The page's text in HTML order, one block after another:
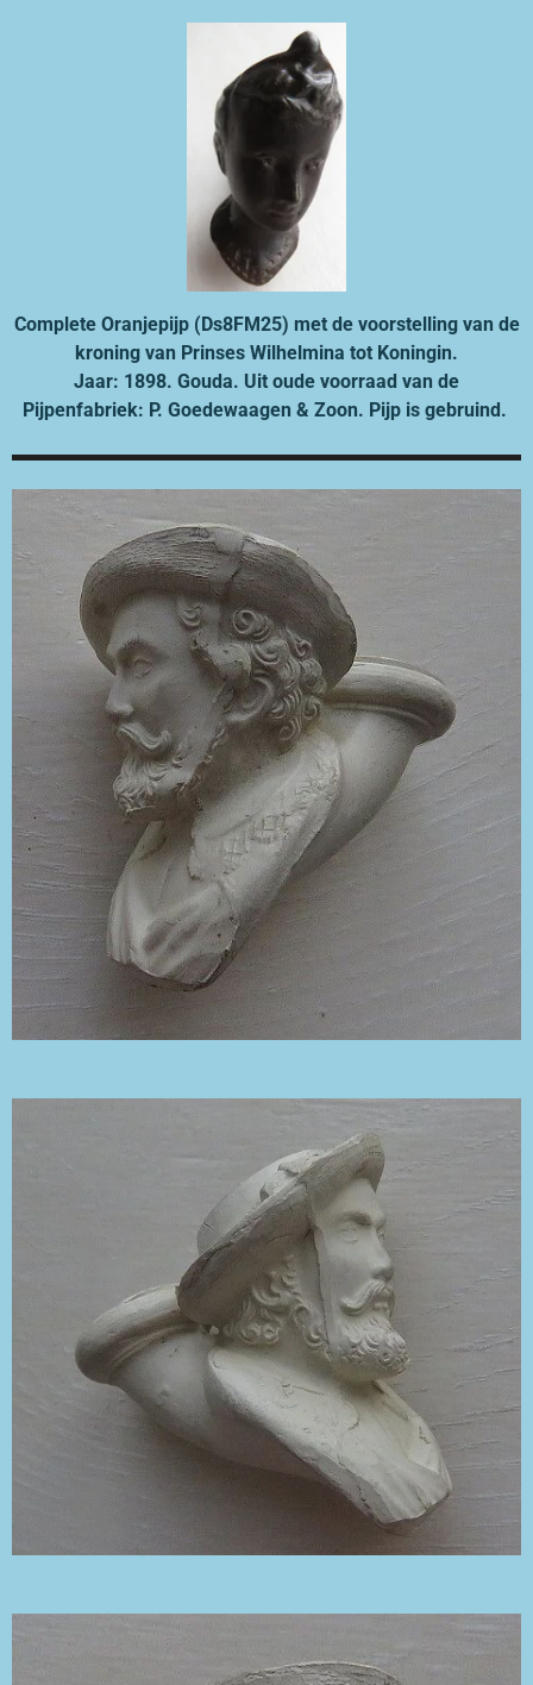
Complete Oranjepijp (Ds8FM25) met de voorstelling van de
kroning van Prinses Wilhelmina tot Koningin.
Jaar: 1898. Gouda. Uit oude voorraad van de
Pijpenfabriek: P. Goedewaagen & Zoon. Pijp is gebruind.